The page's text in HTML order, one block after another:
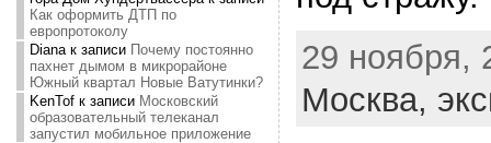
Как оформить ДТП по
европротоколу
Dianaк записи Почему постоянно
пахнет дымом в микрорайоне
Южный квартал Новые Ватутинки?
KenTofк записи Московский
образовательный телеканал
запустил мобильное приложение
29 ноября,
Москва,